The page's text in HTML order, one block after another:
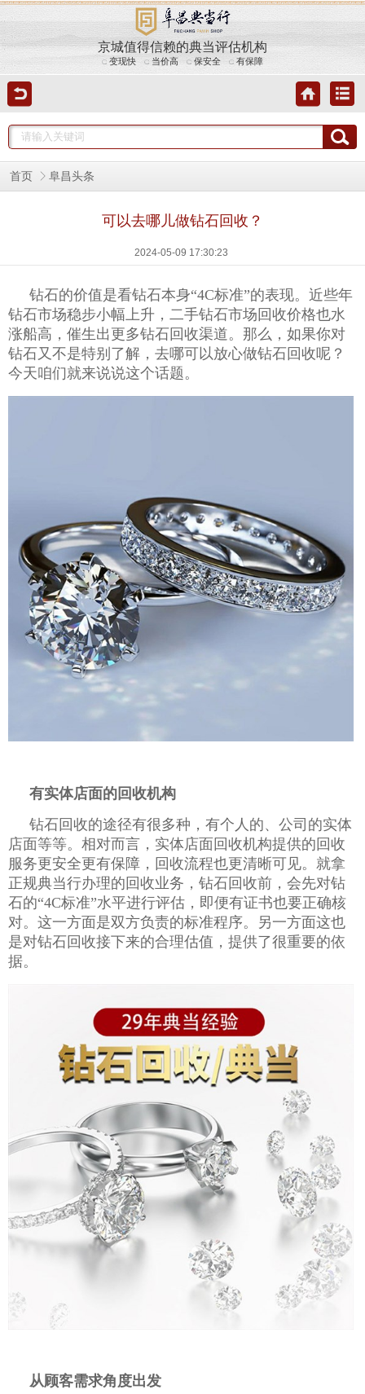
京城值得信赖的典当评估机构
变现快 当价高 保安全 有保障
首页 阜昌头条
可以去哪儿做钻石回收？
2024-05-09 17:30:23
钻石的价值是看钻石本身“4C标准”的表现。近些年
钻石市场稳步小幅上升，二手钻石市场回收价格也水
涨船高，催生出更多钻石回收渠道。那么，如果你对
钻石又不是特别了解，去哪可以放心做钻石回收呢？
今天咱们就来说说这个话题。
有实体店面的回收机构
钻石回收的途径有很多种，有个人的、公司的实体
店面等等。相对而言，实体店面回收机构提供的回收
服务更安全更有保障，回收流程也更清晰可见。就拿
正规典当行办理的回收业务，钻石回收前，会先对钻
石的“4C标准”水平进行评估，即便有证书也要正确核
对。这一方面是双方负责的标准程序。另一方面这也
是对钻石回收接下来的合理估值，提供了很重要的依
据。
从顾客需求角度出发